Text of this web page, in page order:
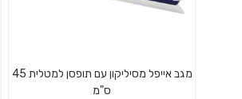
מגב אייפל מסיליקון עם תופסן למטלית 45
ס"מ